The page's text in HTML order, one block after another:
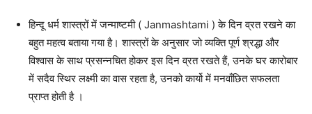
हिन्दू धर्म शास्त्रों में जन्माष्टमी ( Janmashtami ) के दिन व्रत रखने का
बहुत महत्व बताया गया है। शास्त्रों के अनुसार जो व्यक्ति पूर्ण श्रद्धा और
विश्वास के साथ प्रसन्नचित होकर इस दिन व्रत रखते हैं, उनके घर कारोबार
में सदैव स्थिर लक्ष्मी का वास रहता है, उनको कार्यो में मनवाँछित सफलता
प्राप्त होती है ।